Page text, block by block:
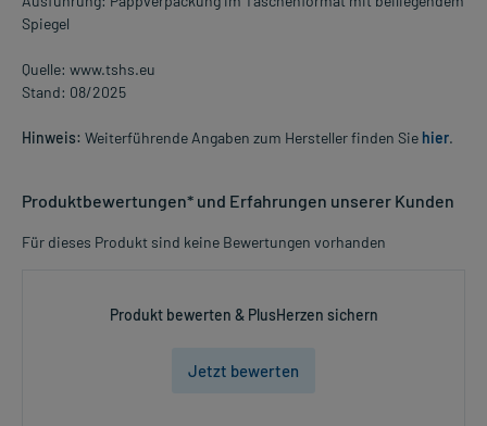
Spiegel
Quelle: www.tshs.eu
Stand: 08/2025
Hinweis: Weiterführende Angaben zum Hersteller finden Sie hier.
Produktbewertungen* und Erfahrungen unserer Kunden
Für dieses Produkt sind keine Bewertungen vorhanden
Produkt bewerten & PlusHerzen sichern
Jetzt bewerten